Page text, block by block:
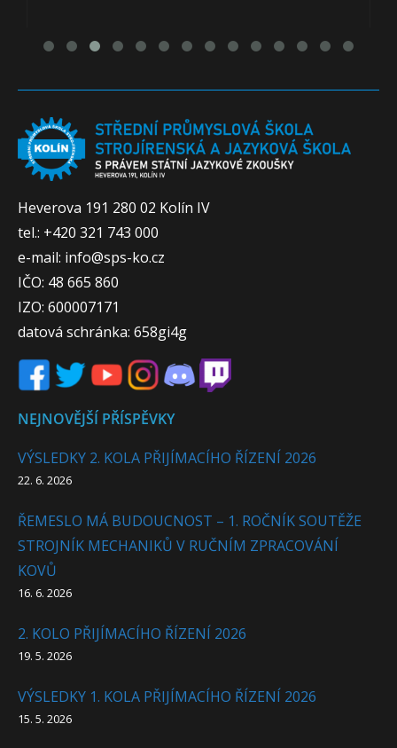
Heverova 191 280 02 Kolín IV
tel.: +420 321 743 000
e-mail: info@sps-ko.cz
IČO: 48 665 860
IZO: 600007171
datová schránka: 658gi4g
NEJNOVĚJŠÍ PŘÍSPĚVKY
VÝSLEDKY 2. KOLA PŘIJÍMACÍHO ŘÍZENÍ 2026
22. 6. 2026
ŘEMESLO MÁ BUDOUCNOST – 1. ROČNÍK SOUTĚŽE
STROJNÍK MECHANIKŮ V RUČNÍM ZPRACOVÁNÍ
KOVŮ
16. 6. 2026
2. KOLO PŘIJÍMACÍHO ŘÍZENÍ 2026
19. 5. 2026
VÝSLEDKY 1. KOLA PŘIJÍMACÍHO ŘÍZENÍ 2026
15. 5. 2026